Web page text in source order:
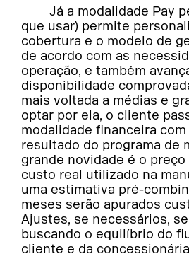
Já a modalidade Pay
que usar) permite
cobertura e o modelo de
de acordo com as
operação, e também
disponibilidade
mais voltada a médias e
optar por ela, o cliente
modalidade financeira com
resultado do programa de
grande novidade é o
custo real utilizado na
uma estimativa pré-
meses serão apurados
Ajustes, se necessários,
buscando o equilíbrio do
cliente e da